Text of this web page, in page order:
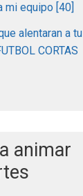
mi equipo [40]
alentaran a tu
CORTAS
animar